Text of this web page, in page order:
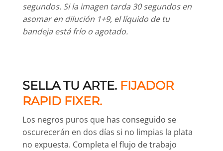
segundos. Si la imagen tarda 30 segundos en
asomar en dilución 1+9, el líquido de tu
bandeja está frío o agotado.
SELLA TU ARTE. FIJADOR
RAPID FIXER.
Los negros puros que has conseguido se
oscurecerán en dos días si no limpias la plata
no expuesta. Completa el flujo de trabajo